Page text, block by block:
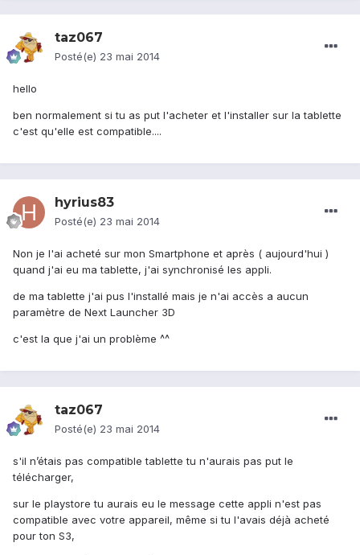
taz067
Posté(e) 23 mai 2014
hello
ben normalement si tu as put l'acheter et l'installer sur la tablette
c'est qu'elle est compatible....
hyrius83
Posté(e) 23 mai 2014
Non je l'ai acheté sur mon Smartphone et après ( aujourd'hui )
quand j'ai eu ma tablette, j'ai synchronisé les appli.
de ma tablette j'ai pus l'installé mais je n'ai accès a aucun
paramètre de Next Launcher 3D
c'est la que j'ai un problème ^^
taz067
Posté(e) 23 mai 2014
s'il n’étais pas compatible tablette tu n'aurais pas put le
télécharger,
sur le playstore tu aurais eu le message cette appli n'est pas
compatible avec votre appareil, même si tu l'avais déjà acheté
pour ton S3,